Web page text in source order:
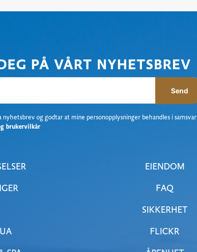
PÅ VÅRT NYHETSBREV
nyhetsbrev og godtar at mine personopplysninger behandles i samsvar
brukervilkår
Send
EIENDOM
FAQ
SIKKERHET
FLICKR